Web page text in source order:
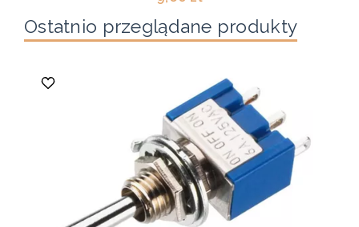
Ostatnio przeglądane produkty